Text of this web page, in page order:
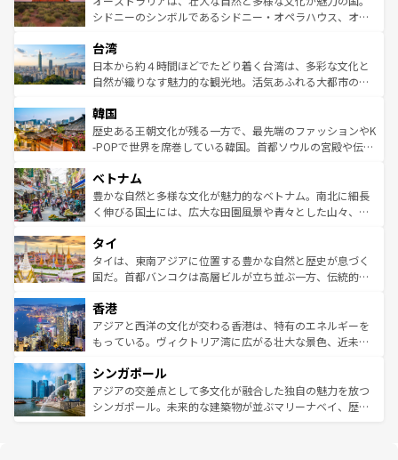
しみながら、その多様性と豊かな歴史を感じることができ
ならではの贅沢な旅のスタイルだ。 なお、新着のアメリカ
情報はコンテンツ一覧を参照してほしい。
おすすめ。エメラルドグリーンに輝く海をはじめ、豊かな
れるおもてなしの心で訪れる人々を迎えてくれるハワイの
人々、おいしいローカルフードやハワイアンミュージッ
ク、伝統的なフラダンスなど、すべてがハワイの魅力を彩
ワイを、存分に味わってほしい。 なお、新着のハワイ情報
はコンテンツ一覧を参照してほしい。
シドニーのシンボルであるシドニー・オペラハウス、オー
リアリーフや大陸中央部にそびえるウルル（エアーズロッ
ク）、タスマニアの美しい原生林やケアンズの熱帯雨林な
ど、見どころがたくさん。また、カフェやワイン、オージ
いる。アクティビティも充実しており、サーフィンやダイ
ビング、ハイキングなど、アウトドア好きにはたまらな
い。オーストラリアの多彩な魅力を存分に味わいつくそ
参照してほしい。
台湾
日本から約４時間ほどでたどり着く台湾は、多彩な文化と
自然が織りなす魅力的な観光地。活気あふれる大都市の台
ン）、静ひつな山岳地帯である台湾東部など、都市の喧騒
と山間の静けさが共存しており、訪れる人に新しい発見と
驚きをもたらしてくれる。また、奥深い台湾の食文化も魅
容にもいいと評判のスイーツなど、バラエティ豊かな料理
が味わえる。 なお、新着の台湾情報は コンテンツ一覧を参
照してほしい。
韓国
歴史ある王朝文化が残る一方で、最先端のファッションやK
-POPで世界を席巻している韓国。首都ソウルの宮殿や伝統
き、地方に足を延ばせば四季折々の自然美を楽しむことが
できる。そして、キムチや焼肉、絶品のストリートフード
まで、さまざまな韓国料理が待っている。夜には、韓国な
リティに包まれながら、韓国の多彩な魅力を心ゆくまで味
わってみてほしい。 なお、新着の韓国情報はコンテンツ一
覧を参照してほしい。
ベトナム
豊かな自然と多様な文化が魅力的なベトナム。南北に細長
く伸びる国土には、広大な田園風景や青々とした山々、世
急速な発展と共に伝統が息づく。ハノイの古い町並みやホ
ーチミン市のフランス統治時代の建物も、独特の雰囲気を
醸し出している。また、バラエティの豊かさとおいしさで
とつ。フォーやバインミー、ベトナムコーヒーなどは、ぜ
ひ現地で味わいたい。どの地域を訪れてもあたたかい人々
が旅行者を迎えてくれるので、きっと忘れられない旅にな
参照してほしい。
タイ
タイは、東南アジアに位置する豊かな自然と歴史が息づく
国だ。首都バンコクは高層ビルが立ち並ぶ一方、伝統的な
の活気が交差している。北部ではチェンマイなどの山岳地
帯で自然と触れ合い、南部ではプーケットやクラビの美し
いビーチでリゾート気分を楽しむことができる。タイ料理
激する。気候は一年中温暖で、どの季節にも異なる楽しみ
が待っている。親しみやすいタイの人々、仏教を中心とし
た文化、そして多様な観光資源が、訪れる旅人を魅了し続
香港
アジアと西洋の文化が交わる香港は、特有のエネルギーを
もっている。ヴィクトリア湾に広がる壮大な景色、近未来
み、どこを訪れても感動するはず。観光スポットが密集し
ており、効率よく見どころを回れるのも魅力。息をのむよ
うな絶景から文化的な体験まで、香港を存分に楽しみ尽く
シンガポール
アジアの交差点として多文化が融合した独自の魅力を放つ
シンガポール。未来的な建築物が並ぶマリーナベイ、歴史